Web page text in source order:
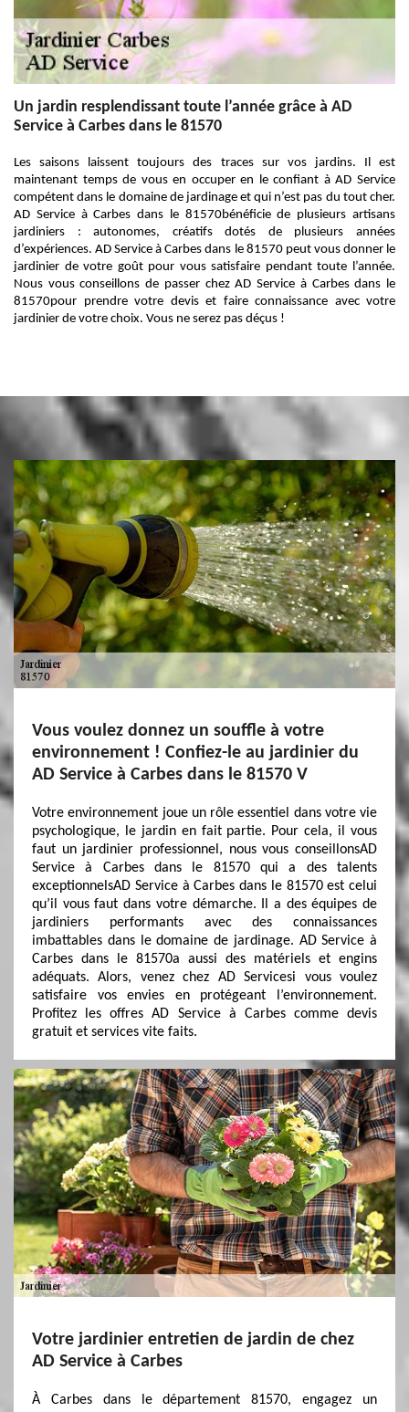
Un jardin resplendissant toute l’année grâce à AD
Service à Carbes dans le 81570
Les saisons laissent toujours des traces sur vos jardins. Il est
maintenant temps de vous en occuper en le confiant à AD Service
compétent dans le domaine de jardinage et qui n’est pas du tout cher.
AD Service à Carbes dans le 81570bénéficie de plusieurs artisans
jardiniers : autonomes, créatifs dotés de plusieurs années
d’expériences. AD Service à Carbes dans le 81570 peut vous donner le
jardinier de votre goût pour vous satisfaire pendant toute l’année.
Nous vous conseillons de passer chez AD Service à Carbes dans le
81570pour prendre votre devis et faire connaissance avec votre
jardinier de votre choix. Vous ne serez pas déçus !
Vous voulez donnez un souffle à votre
environnement ! Confiez-le au jardinier du
AD Service à Carbes dans le 81570 V
Votre environnement joue un rôle essentiel dans votre vie
psychologique, le jardin en fait partie. Pour cela, il vous
faut un jardinier professionnel, nous vous conseillonsAD
Service à Carbes dans le 81570 qui a des talents
exceptionnelsAD Service à Carbes dans le 81570 est celui
qu’il vous faut dans votre démarche. Il a des équipes de
jardiniers performants avec des connaissances
imbattables dans le domaine de jardinage. AD Service à
Carbes dans le 81570a aussi des matériels et engins
adéquats. Alors, venez chez AD Servicesi vous voulez
satisfaire vos envies en protégeant l’environnement.
Profitez les offres AD Service à Carbes comme devis
gratuit et services vite faits.
Votre jardinier entretien de jardin de chez
AD Service à Carbes
À Carbes dans le département 81570, engagez un